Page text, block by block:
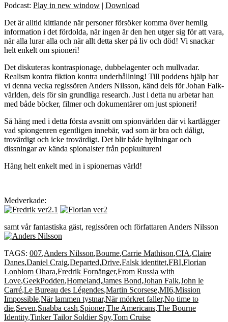
Podcast: Play in new window | Download
Det är alltid kittlande när personer försöker komma över hemlig
information i det fördolda, när ingen är den hen utger sig för att vara,
när alla lurar alla och när allt detta sker på liv och död! Vi snackar
helt enkelt om spioneri!
Det diskuteras kontraspionage, dubbelagenter och mullvadar.
Realism kontra fiktion kontra underhållning! Till poddens hjälp har
vi denna vecka regissören Anders Nilsson, känd dels för Johan Falk-
världen, dels för sin grundliga research. Just i detta nu arbetar han
med både böcker, filmer och dokumentärer om just spioneri!
Så häng med i detta första avsnitt om spionvärlden där vi kartlägger
vad spiongenren egentligen innebär, vad som är bra och dåligt,
trovärdigt och icke trovärdigt. Det blir både hyllningar och
dissningar av kända spionalster från popkulturen!
Häng helt enkelt med in i spionernas värld!
Medverkade:
samt vår fantastiska gäst, regissören och författaren Anders Nilsson
TAGS: 007,Anders Nilsson,Bourne,Carrie Mathison,CIA,Claire
Danes,Daniel Craig,Departed,Drive,Falsk identitet,FBI,Florian
Lonblom Ohara,Fredrik Fornänger,From Russia with
Love,GeekPodden,Homeland,James Bond,Johan Falk,John le
Carré,Le Bureau des Légendes,Martin Scorsese,MI6,Mission
Impossible,När lammen tystnar,När mörkret faller,No time to
die,Seven,Snabba cash,Spioner,The Americans,The Bourne
Identity,Tinker Tailor Soldier Spy,Tom Cruise